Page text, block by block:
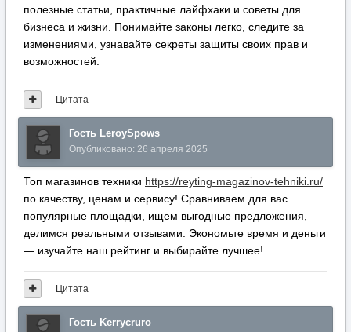
полезные статьи, практичные лайфхаки и советы для
бизнеса и жизни. Понимайте законы легко, следите за
изменениями, узнавайте секреты защиты своих прав и
возможностей.
Цитата
Гость LeroySpows
Опубликовано: 26 апреля 2025
Топ магазинов техники https://reyting-magazinov-tehniki.ru/
по качеству, ценам и сервису! Сравниваем для вас
популярные площадки, ищем выгодные предложения,
делимся реальными отзывами. Экономьте время и деньги
— изучайте наш рейтинг и выбирайте лучшее!
Цитата
Гость Kerrycruro